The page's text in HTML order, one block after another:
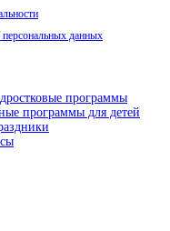
персональных данных
программы
программы для детей